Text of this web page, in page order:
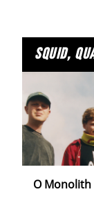
O Monolith